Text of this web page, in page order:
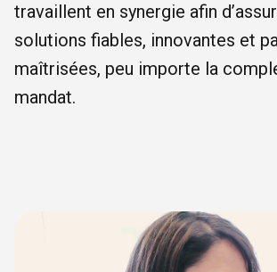
travaillent en synergie afin
solutions fiables, innovantes et
maîtrisées, peu importe la
mandat.